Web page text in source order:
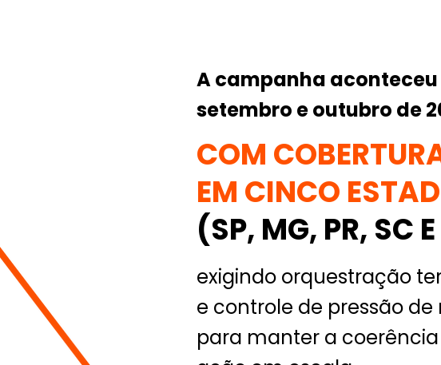
A campanha
setembro e outubro de
COM
EM CINCO
(SP, MG, PR, SC
exigindo orquestração
e controle de pressão de
para manter a